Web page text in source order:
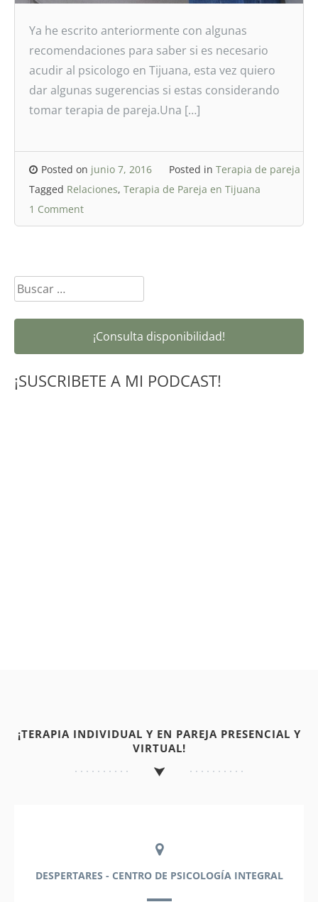
Ya he escrito anteriormente con algunas
recomendaciones para saber si es necesario
acudir al psicologo en Tijuana, esta vez quiero
dar algunas sugerencias si estas considerando
tomar terapia de pareja.Una […]
Posted on junio 7, 2016 Posted in Terapia de pareja
Tagged Relaciones, Terapia de Pareja en Tijuana
1 Comment
Buscar:
¡Consulta disponibilidad!
¡SUSCRIBETE A MI PODCAST!
¡TERAPIA INDIVIDUAL Y EN PAREJA PRESENCIAL Y
VIRTUAL!
DESPERTARES - CENTRO DE PSICOLOGÍA INTEGRAL